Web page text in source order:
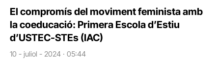
El compromís del moviment feminista amb
la coeducació: Primera Escola d’Estiu
d’USTEC-STEs (IAC)
10 - juliol - 2024 · 05:44